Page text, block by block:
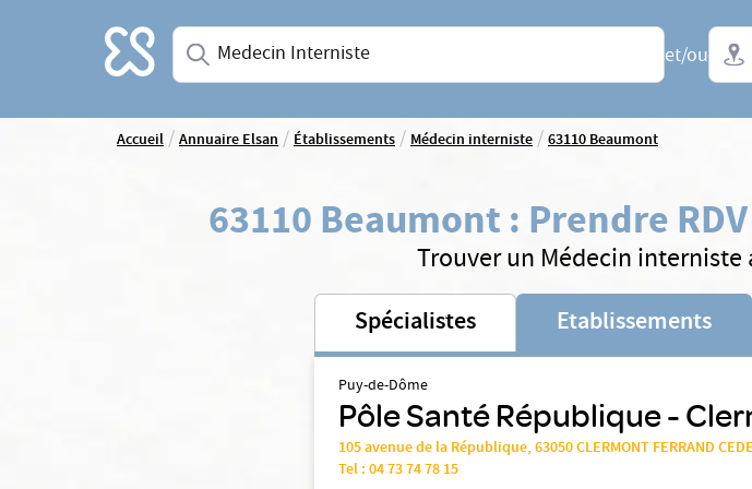
Accueil Saisissez une spécialité ou un service
et/ou
Ville
Accueil/Annuaire Elsan/Établissements/Médecin interniste/63110 Beaumont
63110 Beaumont : Prendre
Trouver un Médecin interniste
Spécialistes Etablissements
Puy-de-Dôme
Pôle Santé République -
105 avenue de la République, 63050 CLERMONT FERRAND
Tel :04 73 74 78 15